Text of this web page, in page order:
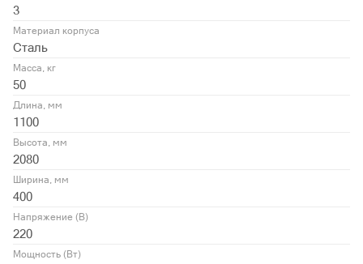
3
Материал корпуса
Сталь
Масса, кг
50
Длина, мм
1100
Высота, мм
2080
Ширина, мм
400
Напряжение (В)
220
Мощность (Вт)